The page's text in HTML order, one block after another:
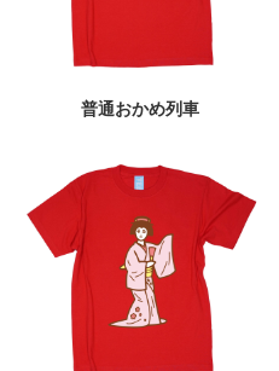
普通おかめ列車